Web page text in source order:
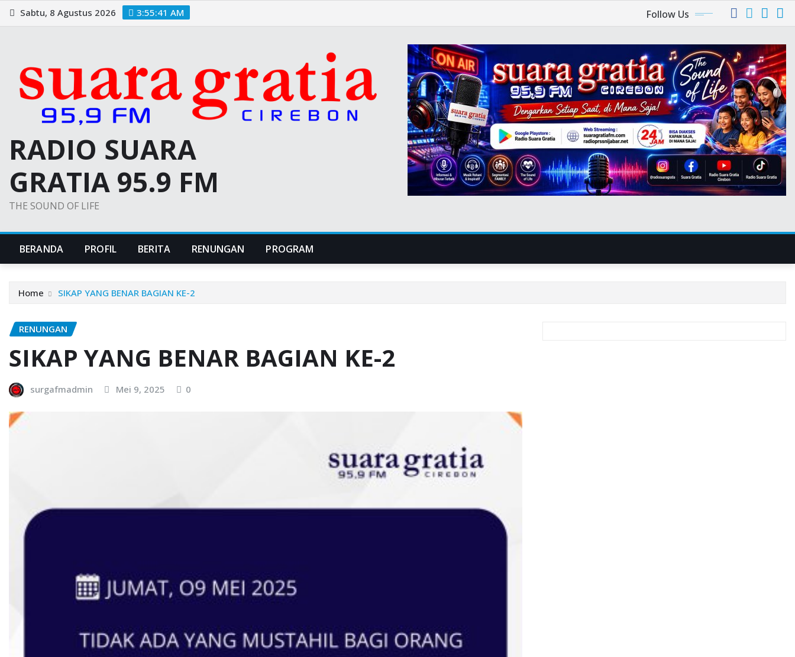
Skip
to
Sabtu, 8 Agustus 2026 3:55:42 AM Follow Us
RADIO SUARA
GRATIA 95.9 FM
THE SOUND OF LIFE
BERANDA PROFIL BERITA RENUNGAN PROGRAM
Home SIKAP YANG BENAR BAGIAN KE-2
RENUNGAN
SIKAP YANG BENAR BAGIAN KE-2
surgafmadmin Mei 9, 2025 0